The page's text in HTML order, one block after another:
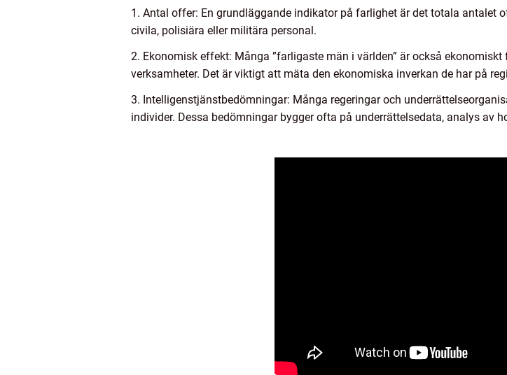
1. Antal offer: En grundläggande indikator på farlighet är det totala antalet
civila, polisiära eller militära personal.
2. Ekonomisk effekt: Många ”farligaste män i världen” är också
verksamheter. Det är viktigt att mäta den ekonomiska inverkan de har på
3. Intelligenstjänstbedömningar: Många regeringar och
individer. Dessa bedömningar bygger ofta på underrättelsedata, analys av